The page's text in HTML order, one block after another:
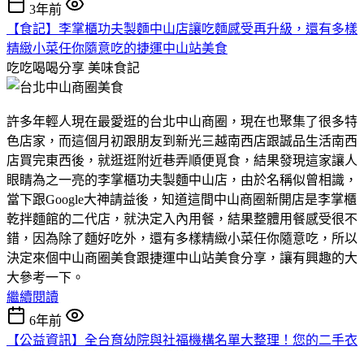
3年前
【食記】李掌櫃功夫製麵中山店讓吃麵感受再升級，還有多樣
精緻小菜任你隨意吃的捷運中山站美食
吃吃喝喝分享 美味食記
許多年輕人現在最愛逛的台北中山商圈，現在也聚集了很多特
色店家，而這個月初跟朋友到新光三越南西店跟誠品生活南西
店買完東西後，就逛逛附近巷弄順便覓食，結果發現這家讓人
眼睛為之一亮的李掌櫃功夫製麵中山店，由於名稱似曾相識，
當下跟Google大神請益後，知道這間中山商圈新開店是李掌櫃
乾拌麵館的二代店，就決定入內用餐，結果整體用餐感受很不
錯，因為除了麵好吃外，還有多樣精緻小菜任你隨意吃，所以
決定來個中山商圈美食跟捷運中山站美食分享，讓有興趣的大
大參考一下。
繼續閱讀
6年前
【公益資訊】全台育幼院與社福機構名單大整理！您的二手衣